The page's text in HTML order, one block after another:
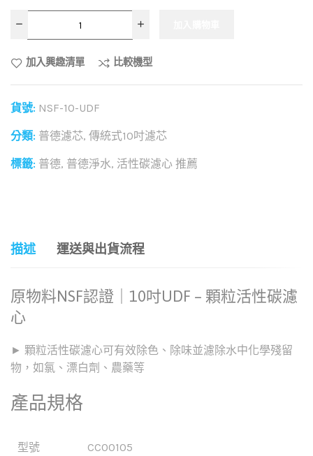
加入興趣清單 比較機型
貨號: NSF-10-UDF
分類: 普德濾芯, 傳統式10吋濾芯
標籤: 普德, 普德淨水, 活性碳濾心 推薦
描述 運送與出貨流程
原物料NSF認證｜10吋UDF – 顆粒活性碳濾
心
► 顆粒活性碳濾心可有效除色、除味並濾除水中化學殘留
物，如氯、漂白劑、農藥等
產品規格
型號 CC00105